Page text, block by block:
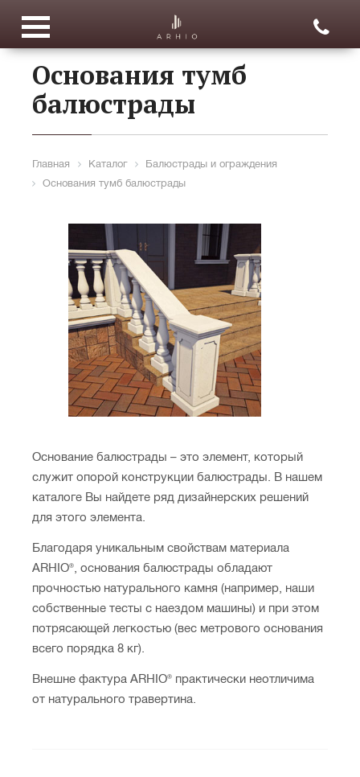
Основания тумб
балюстрады
Главная Каталог Балюстрады и ограждения
Основания тумб балюстрады
Основание балюстрады – это элемент, который
служит опорой конструкции балюстрады. В нашем
каталоге Вы найдете ряд дизайнерских решений
для этого элемента.
Благодаря уникальным свойствам материала
ARHIO®, основания балюстрады обладают
прочностью натурального камня (например, наши
собственные тесты с наездом машины) и при этом
потрясающей легкостью (вес метрового основания
всего порядка 8 кг).
Внешне фактура ARHIO® практически неотличима
от натурального травертина.